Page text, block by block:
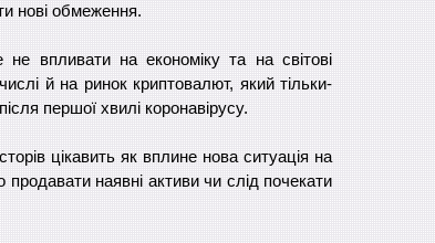
нові обмеження.
впливати на економіку та на світові
й на ринок криптовалют, який тільки-
першої хвилі коронавірусу.
цікавить як вплине нова ситуація на
продавати наявні активи чи слід почекати